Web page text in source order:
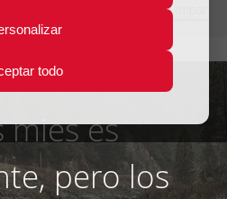
todo
del Tiempo Ordinario - Año Impar
mies es
pero los